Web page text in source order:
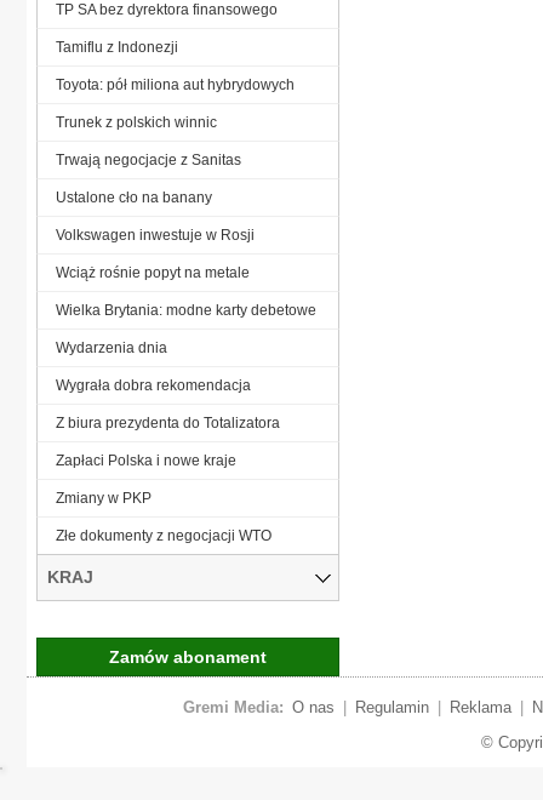
TP SA bez dyrektora finansowego
Tamiflu z Indonezji
Toyota: pół miliona aut hybrydowych
Trunek z polskich winnic
Trwają negocjacje z Sanitas
Ustalone cło na banany
Volkswagen inwestuje w Rosji
Wciąż rośnie popyt na metale
Wielka Brytania: modne karty debetowe
Wydarzenia dnia
Wygrała dobra rekomendacja
Z biura prezydenta do Totalizatora
Zapłaci Polska i nowe kraje
Zmiany w PKP
Złe dokumenty z negocjacji WTO
KRAJ
Zamów abonament
Gremi Media: O nas Regulamin Reklama
©